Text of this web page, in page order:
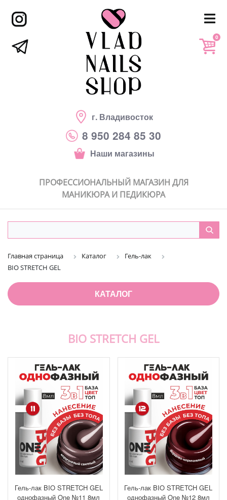
г. Владивосток
8 950 284 85 30
Наши магазины
0
ПРОФЕССИОНАЛЬНЫЙ МАГАЗИН ДЛЯ
МАНИКЮРА И ПЕДИКЮРА
Главная страница Каталог
Гель-лак
BIO STRETCH GEL
КАТАЛОГ
BIO STRETCH GEL
Гель-лак BIO STRETCH GEL
однофазный One №11 8мл
Гель-лак BIO STRETCH GEL
однофазный One №12 8мл